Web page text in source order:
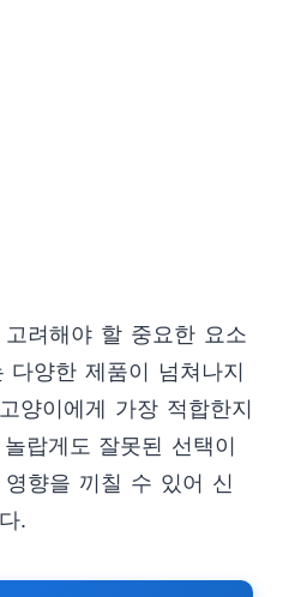
려해야 할 중요한 요소
다양한 제품이 넘쳐나지
양이에게 가장 적합한지
랍게도 잘못된 선택이
향을 끼칠 수 있어 신
.